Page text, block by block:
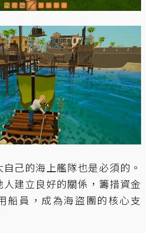
己的海上艦隊也是必須的。
建立良好的關係，籌措資金
船員，成為海盜團的核心支